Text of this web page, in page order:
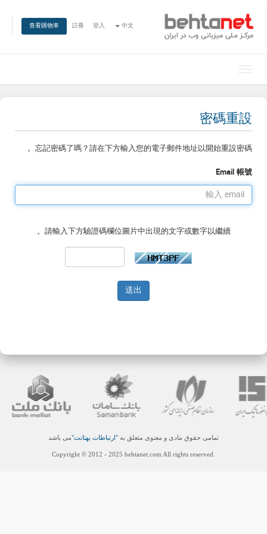
中文
登入
註冊
查看購物車
密碼重設
忘記密碼了嗎？請在下方輸入您的電子郵件地址以開始重設密碼。
Email 帳號
請輸入下方驗證碼欄位圖片中出現的文字或數字以繼續。
送出
تمامی حقوق مادی و معنوی متعلق به "ارتباطات بهتانت"می باشد